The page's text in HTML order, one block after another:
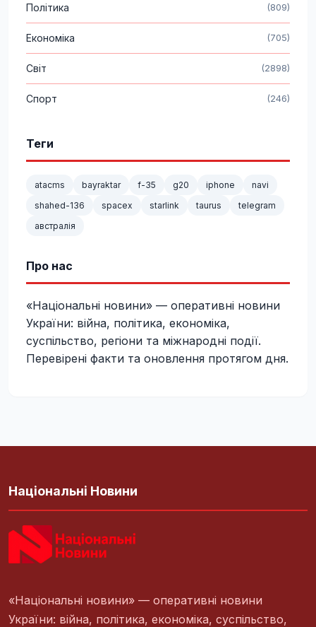
Політика (809)
Економіка (705)
Світ (2898)
Спорт (246)
Теги
atacms bayraktar f-35 g20 iphone
navi
shahed-136
spacex starlink taurus
telegram
австралія
Про нас
«Національні новини» — оперативні новини
України: війна, політика, економіка,
суспільство, регіони та міжнародні події.
Перевірені факти та оновлення протягом дня.
Національні Новини
«Національні новини» — оперативні новини
України: війна, політика, економіка, суспільство,